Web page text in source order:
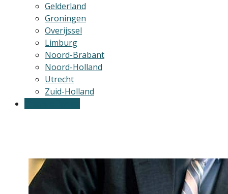
Gelderland
Groningen
Overijssel
Limburg
Noord-Brabant
Noord-Holland
Utrecht
Zuid-Holland